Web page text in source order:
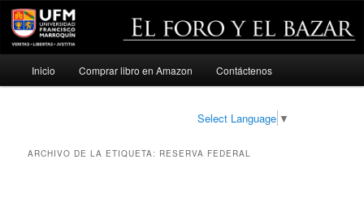
Ir
Ir
Inicio Comprar libro en Amazon Contáctenos
Select Language ▼
ARCHIVO DE LA ETIQUETA: RESERVA FEDERAL